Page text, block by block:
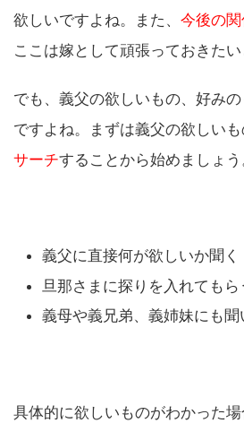
欲しいですよね。また、 今後の
ここは嫁として頑張っておきたい
でも、義父の欲しいもの、好み
ですよね。まずは義父の欲しい
サーチすることから始めましょう
義父に直接何が欲しいか聞く
旦那さまに探りを入れてもら
義母や義兄弟、義姉妹にも聞
具体的に欲しいものがわかった